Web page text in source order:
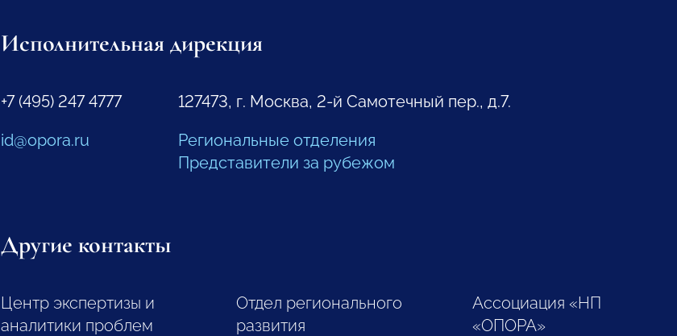
Исполнительная дирекция
+7 (495) 247 4777
id@opora.ru
127473, г. Москва, 2-й Самотечный пер., д.7.
Региональные отделения
Представители за рубежом
Другие контакты
Центр экспертизы и
аналитики проблем
Отдел регионального
развития
Ассоциация «НП
«ОПОРА»